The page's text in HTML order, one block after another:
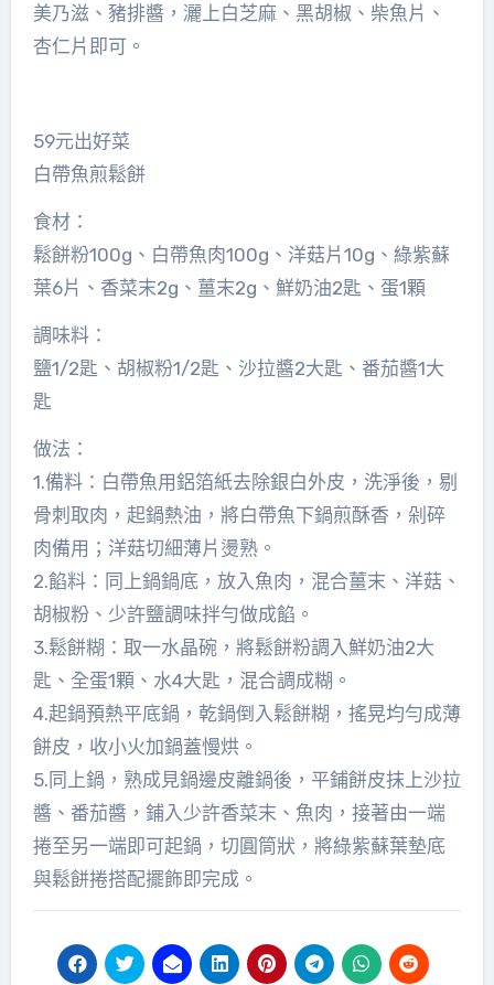
美乃滋、豬排醬，灑上白芝麻、黑胡椒、柴魚片、
杏仁片即可。
59元出好菜
白帶魚煎鬆餅
食材：
鬆餅粉100g、白帶魚肉100g、洋菇片10g、綠紫蘇
葉6片、香菜末2g、薑末2g、鮮奶油2匙、蛋1顆
調味料：
鹽1/2匙、胡椒粉1/2匙、沙拉醬2大匙、番茄醬1大
匙
做法：
1.備料：白帶魚用鋁箔紙去除銀白外皮，洗淨後，剔
骨刺取肉，起鍋熱油，將白帶魚下鍋煎酥香，剁碎
肉備用；洋菇切細薄片燙熟。
2.餡料：同上鍋鍋底，放入魚肉，混合薑末、洋菇、
胡椒粉、少許鹽調味拌勻做成餡。
3.鬆餅糊：取一水晶碗，將鬆餅粉調入鮮奶油2大
匙、全蛋1顆、水4大匙，混合調成糊。
4.起鍋預熱平底鍋，乾鍋倒入鬆餅糊，搖晃均勻成薄
餅皮，收小火加鍋蓋慢烘。
5.同上鍋，熟成見鍋邊皮離鍋後，平鋪餅皮抹上沙拉
醬、番茄醬，鋪入少許香菜末、魚肉，接著由一端
捲至另一端即可起鍋，切圓筒狀，將綠紫蘇葉墊底
與鬆餅捲搭配擺飾即完成。